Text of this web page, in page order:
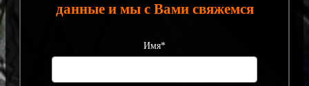
данные и мы с Вами свяжемся
Имя*